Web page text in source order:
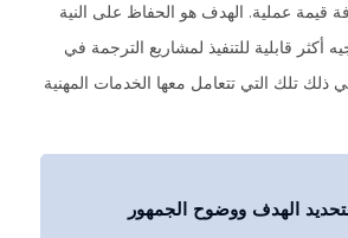
قيمة عملية. الهدف هو الحفاظ على النية
أكثر قابلية للتنفيذ لمشاريع الترجمة في
ذلك تلك التي تتعامل معها الخدمات المهنية